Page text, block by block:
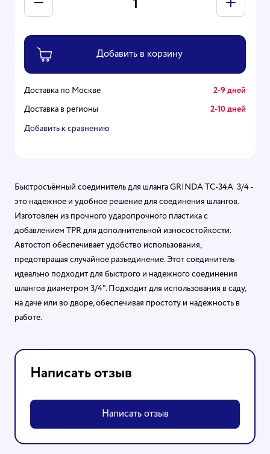
Доставка по Москве 2-9 дней
Доставка в регионы 2-10 дней
Добавить к сравнению
Быстросъёмный соединитель для шланга GRINDA TC-34A 3/4 -
это надежное и удобное решение для соединения шлангов.
Изготовлен из прочного ударопрочного пластика с
добавлением TPR для дополнительной износостойкости.
Автостоп обеспечивает удобство использования,
предотвращая случайное разъединение. Этот соединитель
идеально подходит для быстрого и надежного соединения
шлангов диаметром 3/4". Подходит для использования в саду,
на даче или во дворе, обеспечивая простоту и надежность в
работе.
Написать отзыв
Написать отзыв